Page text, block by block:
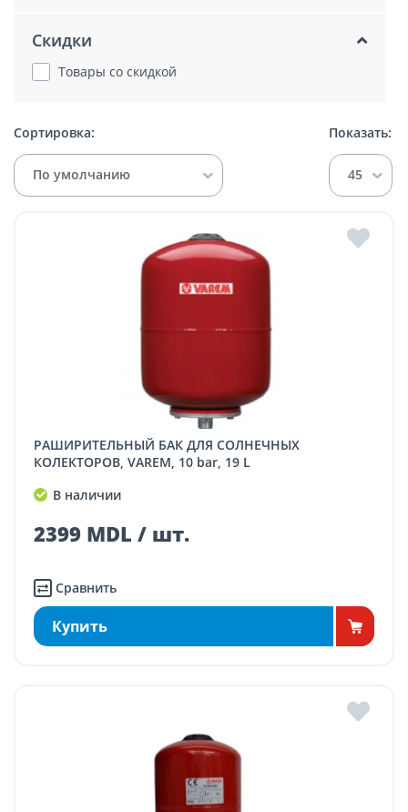
Скидки
Товары со скидкой
Сортировка:
По умолчанию
Показать:
45
РАШИРИТЕЛЬНЫЙ БАК ДЛЯ СОЛНЕЧНЫХ
КОЛЕКТОРОВ, VAREM, 10 bar, 19 L
В наличии
2399 MDL / шт.
Сравнить
Купить